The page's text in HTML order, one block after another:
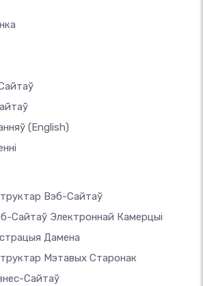
(English)
Вэб-Сайтаў
Сайтаў Электроннай Камерцыі
Дамена
Мэтавых Старонак
Сайтаў